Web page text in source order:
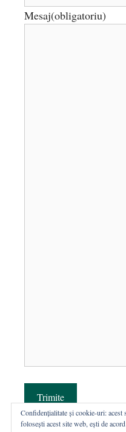
Mesaj(obligatoriu)
Trimite
Confidențialitate și cookie-uri:
folosești acest site web, ești de